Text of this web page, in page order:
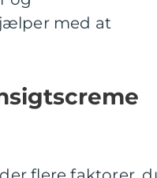
med at